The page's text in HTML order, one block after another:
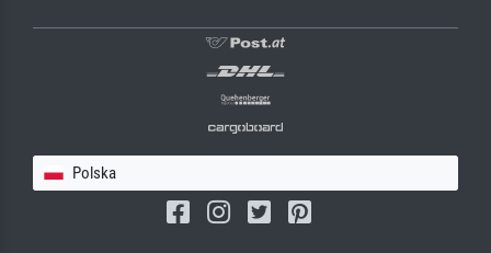
Polska